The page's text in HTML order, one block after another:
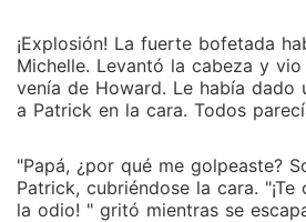
¡Explosión! La fuerte bofetada
Michelle. Levantó la cabeza y
venía de Howard. Le había dado
a Patrick en la cara. Todos
"Papá, ¿por qué me golpeaste?
Patrick, cubriéndose la cara. "¡Te
la odio! " gritó mientras se